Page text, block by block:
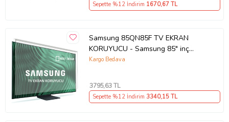
Sepette %12 İndirim 1670,67 TL
Samsung 85QN85F TV EKRAN
KORUYUCU - Samsung 85" inç
214cm 216 Ekran Tv ekran Koruyucu
Kargo Bedava
3795,63 TL
Sepette %12 İndirim 3340,15 TL